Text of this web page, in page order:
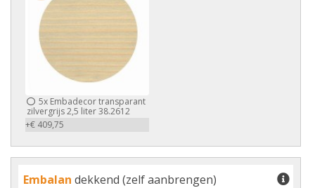
5x Embadecor transparant
zilvergrijs 2,5 liter 38.2612
+€ 409,75
Embalan dekkend (zelf aanbrengen)